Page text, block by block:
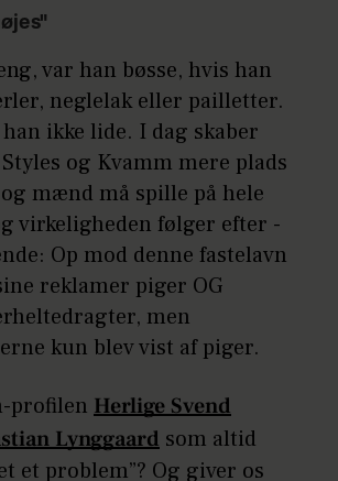
var han bøsse, hvis han
neglelak eller pailletter.
ikke lide. I dag skaber
og Kvamm mere plads
mænd må spille på hele
virkeligheden følger efter -
Op mod denne fastelavn
reklamer piger OG
men
kun blev vist af piger.
profilen Herlige Svend
Lynggaard som altid
et problem”? Og giver os